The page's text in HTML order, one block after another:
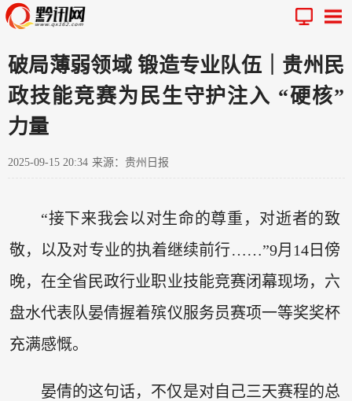
破局薄弱领域 锻造专业队伍｜贵州民
政技能竞赛为民生守护注入 “硬核”
力量
2025-09-15 20:34 来源：贵州日报
“接下来我会以对生命的尊重，对逝者的致
敬，以及对专业的执着继续前行……”9月14日傍
晚，在全省民政行业职业技能竞赛闭幕现场，六
盘水代表队晏倩握着殡仪服务员赛项一等奖奖杯
充满感慨。
晏倩的这句话，不仅是对自己三天赛程的总